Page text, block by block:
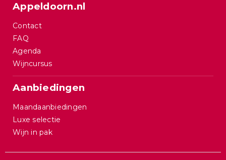
Appeldoorn.nl
Contact
FAQ
Agenda
Wijncursus
Aanbiedingen
Maandaanbiedingen
Luxe selectie
Wijn in pak